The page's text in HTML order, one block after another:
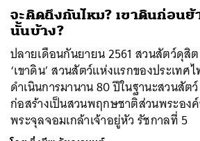
จะคิดถึงกันไหม? เขาดินก่อนย้
นั้นบ้าง?
ปลายเดือนกันยายน 2561 สวนสัตว์ดุสิ
‘เขาดิน’ สวนสัตว์แห่งแรกของประเท
ดำเนินการมานาน 80 ปีในฐานะสวนสัต
ก่อสร้างเป็นสวนพฤกษชาติส่วนพระอง
พระจุลจอมเกล้าเจ้าอยู่หัว รัชกาลที่ 5